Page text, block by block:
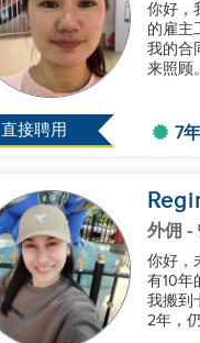
直接聘用
你好，
的雇主
我的合
来照顾
7
外佣 -
你好，
有10年
我搬到
2年，